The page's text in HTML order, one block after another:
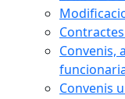
Convenis,
Convenis